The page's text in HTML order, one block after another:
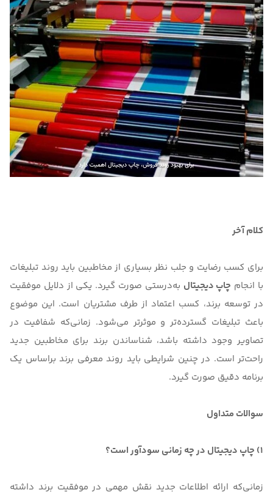
کلام آخر
برای کسب رضایت و جلب نظر بسیاری از مخاطبین باید روند تبلیغات
با انجام چاپ دیجیتال به‌درستی صورت گیرد. یکی از دلایل موفقیت
در توسعه برند، کسب اعتماد از طرف مشتریان است. این موضوع
باعث تبلیغات گسترده‌تر و موثرتر می‌شود. زمانی‌که شفافیت در
تصاویر وجود داشته باشد، شناساندن برند برای مخاطبین جدید
راحت‌تر است. در چنین شرایطی باید روند معرفی برند براساس یک
برنامه دقیق صورت گیرد.
سوالات متداول
1) چاپ دیجیتال در چه زمانی سودآور است؟
زمانی‌که ارائه اطلاعات جدید نقش مهمی در موفقیت برند داشته